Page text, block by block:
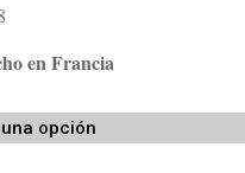
en Francia